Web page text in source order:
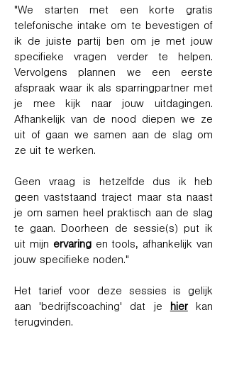
"We starten met een korte gratis
telefonische intake om te bevestigen of
ik de juiste partij ben om je met jouw
specifieke vragen verder te helpen.
Vervolgens plannen we een eerste
afspraak waar ik als sparringpartner met
je mee kijk naar jouw uitdagingen.
Afhankelijk van de nood diepen we ze
uit of gaan we samen aan de slag om
ze uit te werken.
Geen vraag is hetzelfde dus ik heb
geen vaststaand traject maar sta naast
je om samen heel praktisch aan de slag
te gaan. Doorheen de sessie(s) put ik
uit mijn ervaringen tools, afhankelijk van
jouw specifieke noden."
Het tarief voor deze sessies is gelijk
aan 'bedrijfscoaching' dat je hierkan
terugvinden.